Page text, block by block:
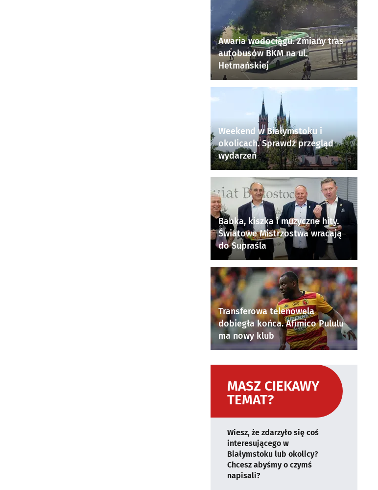
Awaria wodociągu. Zmiany tras
autobusów BKM na ul.
Hetmańskiej
Weekend w Białymstoku i
okolicach. Sprawdź przegląd
wydarzeń
Babka, kiszka i muzyczne hity.
Światowe Mistrzostwa wracają
do Supraśla
Transferowa telenowela
dobiegła końca. Afimico Pululu
ma nowy klub
MASZ CIEKAWY
TEMAT?
Wiesz, że zdarzyło się coś
interesującego w
Białymstoku lub okolicy?
Chcesz abyśmy o czymś
napisali?